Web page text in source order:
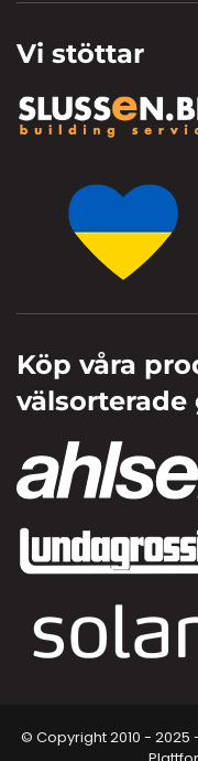
Vi stöttar
Köp våra
välsorterade
© Copyright 2010 - 2025